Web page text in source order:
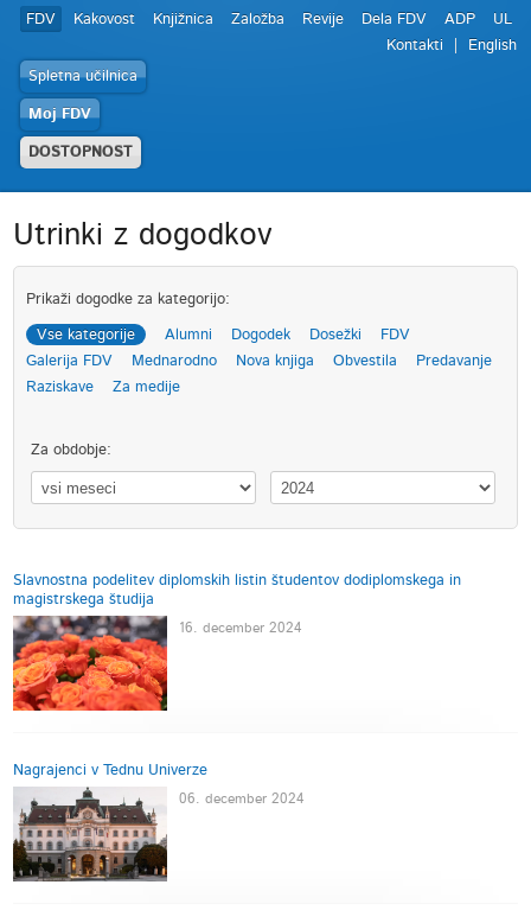
FDV Kakovost Knjižnica Založba Revije Dela FDV ADP
UL
Kontakti
English
Spletna učilnica
Moj FDV
DOSTOPNOST
Utrinki z dogodkov
Prikaži dogodke za kategorijo:
Vse kategorije Alumni Dogodek Dosežki
FDV
Galerija FDV
Mednarodno Nova knjiga Obvestila
Predavanje
Raziskave
Za medije
Za obdobje:
Slavnostna podelitev diplomskih listin študentov dodiplomskega in
magistrskega študija
16. december 2024
Nagrajenci v Tednu Univerze
06. december 2024